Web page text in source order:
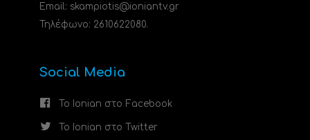
Email: skampiotis@ioniantv.gr
Τηλέφωνο: 2610622080.
Social Media
Το Ionian στο Facebook
Το Ionian στο Twitter